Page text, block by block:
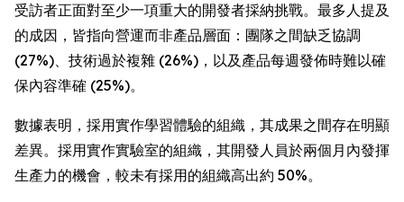
受訪者正面對至少一項重大的開發者採納挑戰。最多人提及
的成因，皆指向營運而非產品層面：團隊之間缺乏協調
(27%)、技術過於複雜 (26%)，以及產品每週發佈時難以確
保內容準確 (25%)。
數據表明，採用實作學習體驗的組織，其成果之間存在明顯
差異。採用實作實驗室的組織，其開發人員於兩個月內發揮
生產力的機會，較未有採用的組織高出約 50%。